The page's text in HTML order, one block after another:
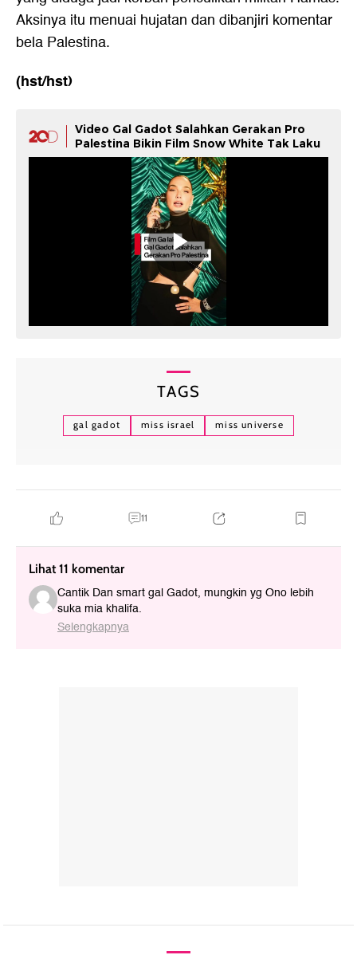
Aksinya itu menuai hujatan dan dibanjiri komentar
bela Palestina.
(hst/hst)
Video Gal Gadot Salahkan Gerakan Pro
Palestina Bikin Film Snow White Tak Laku
TAGS
gal gadot miss israel miss universe
11
Lihat 11 komentar
Cantik Dan smart gal Gadot, mungkin yg Ono lebih
suka mia khalifa.
Selengkapnya